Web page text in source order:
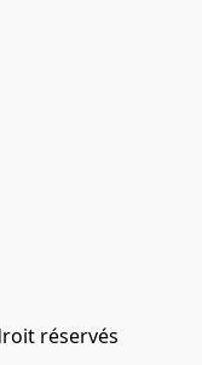
réservés